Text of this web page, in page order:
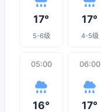
17°
5-6级
17°
4-5级
05:00
16°
06:00
17°